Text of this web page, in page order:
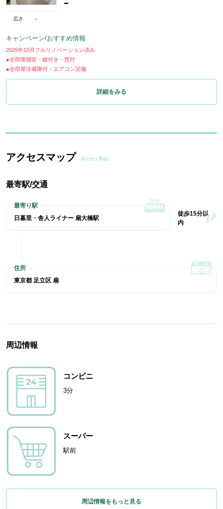
広さ -
-
キャンペーン/おすすめ情報
2025年10月フルリノベーション済み
●全部屋個室・鍵付き・窓付
●全部屋冷蔵庫付・エアコン完備
詳細をみる
アクセスマップ Access Map
最寄駅/交通
日暮里・舎人ライナー 扇大橋駅
徒歩15分以
内
東京都 足立区 扇
周辺情報
コンビニ
3分
スーパー
駅前
周辺情報をもっと見る